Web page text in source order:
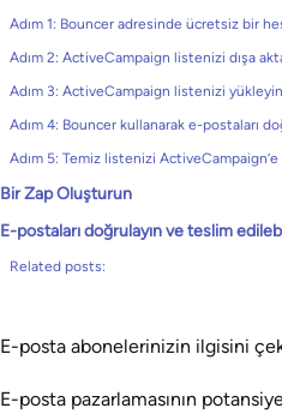
Adım 1: Bouncer adresinde ücretsiz bir
Adım 2: ActiveCampaign listenizi dışa
Adım 3: ActiveCampaign listenizi yükleyin
Adım 4: Bouncer kullanarak e-postaları
Adım 5: Temiz listenizi
Bir Zap Oluşturun
E-postaları doğrulayın ve teslim
Related posts:
E-posta abonelerinizin ilgisini
E-posta pazarlamasının